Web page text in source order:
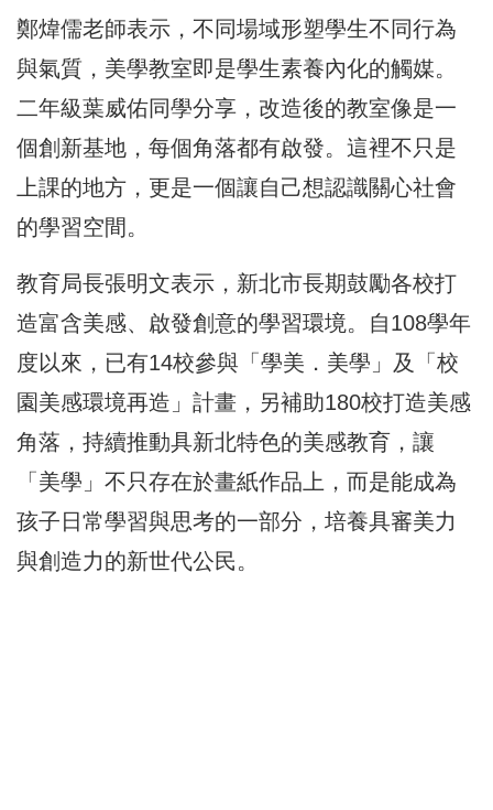
鄭煒儒老師表示，不同場域形塑學生不同行為
與氣質，美學教室即是學生素養內化的觸媒。
二年級葉威佑同學分享，改造後的教室像是一
個創新基地，每個角落都有啟發。這裡不只是
上課的地方，更是一個讓自己想認識關心社會
的學習空間。
教育局長張明文表示，新北市長期鼓勵各校打
造富含美感、啟發創意的學習環境。自108學年
度以來，已有14校參與「學美．美學」及「校
園美感環境再造」計畫，另補助180校打造美感
角落，持續推動具新北特色的美感教育，讓
「美學」不只存在於畫紙作品上，而是能成為
孩子日常學習與思考的一部分，培養具審美力
與創造力的新世代公民。